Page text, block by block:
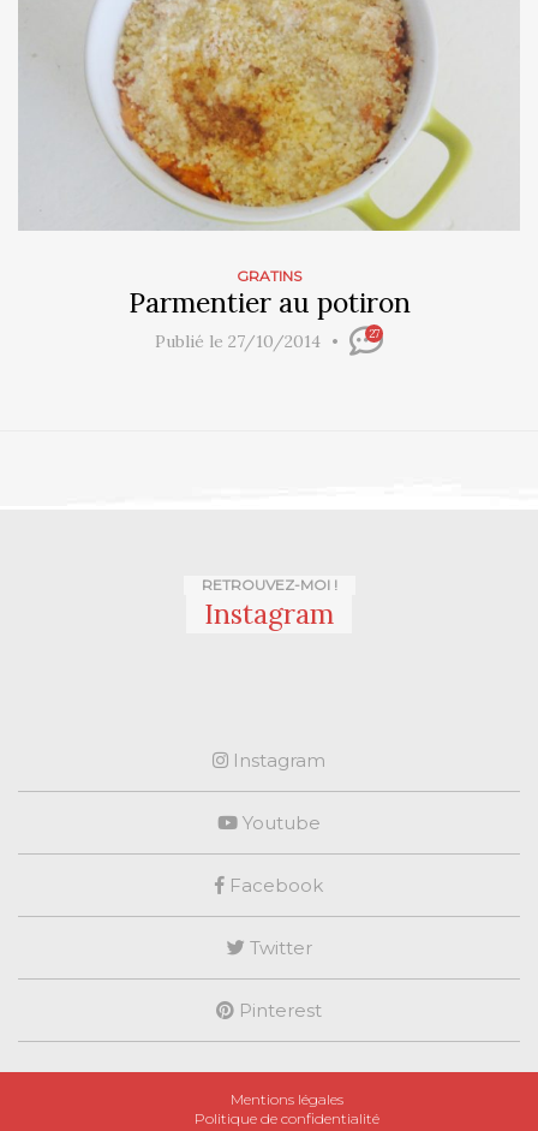
GRATINS
Parmentier au potiron
Publié le 27/10/2014 27
RETROUVEZ-MOI !
Instagram
Instagram
Youtube
Facebook
Twitter
Pinterest
Mentions légales
Politique de confidentialité